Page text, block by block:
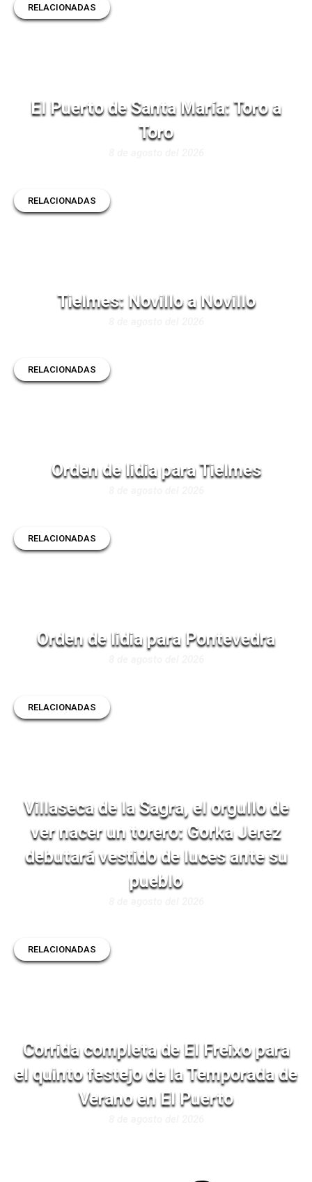
RELACIONADAS
El Puerto de Santa María: Toro a
Toro
RELACIONADAS
Tielmes: Novillo a Novillo
RELACIONADAS
Orden de lidia para Tielmes
RELACIONADAS
Orden de lidia para Pontevedra
RELACIONADAS
Villaseca de la Sagra, el orgullo de
ver nacer un torero: Gorka Jerez
debutará vestido de luces ante su
pueblo
RELACIONADAS
Corrida completa de El Freixo para
el quinto festejo de la Temporada de
Verano en El Puerto